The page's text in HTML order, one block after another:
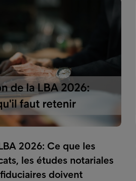
2026: Ce que les
les études notariales
doivent